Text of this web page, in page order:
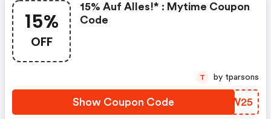
15%
OFF
15% Auf Alles!* : Mytime Coupon
Code
Show Coupon Code TERW25
T by tparsons